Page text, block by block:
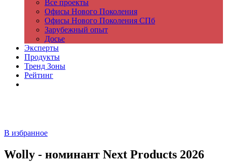
Все проекты
Офисы Нового Поколения
Офисы Нового Поколения СПб
Зарубежный опыт
Досье
Эксперты
Продукты
Тренд Зоны
Рейтинг
В избранное
Wolly - номинант Next Products 2026